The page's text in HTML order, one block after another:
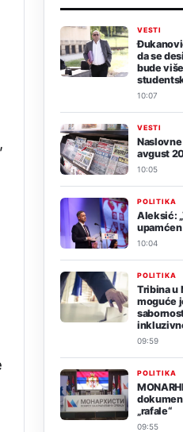
VESTI
da se
bude
10:07
VESTI
Naslovne
avgust
10:05
POLITIKA
Aleksić:
upamćen
10:04
POLITIKA
Tribina u
moguće
09:59
POLITIKA
„rafale“
09:55